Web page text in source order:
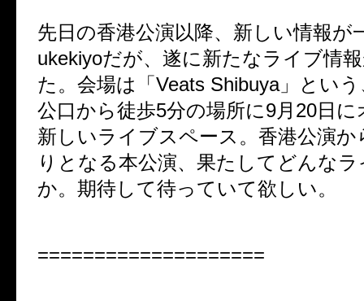
先日の香港公演以降、新しい情報が
ukekiyoだが、遂に新たなライブ情
た。会場は「 Veats Shibuya」とい
公口から徒歩5分の場所に9月 20日
新しいライブスペース。香港公演か
りとなる本公演、果たしてどんな
か。期待して待っていて欲しい。
====================